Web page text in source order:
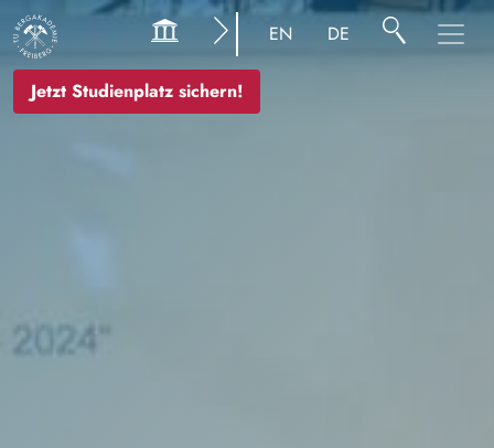
Jetzt Studienplatz sichern!
EN DE
Bild